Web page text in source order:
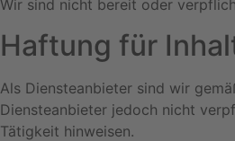
Wir sind nicht bereit oder
Haftung für
Als Diensteanbieter sind wir
Diensteanbieter jedoch nicht
Tätigkeit hinweisen.